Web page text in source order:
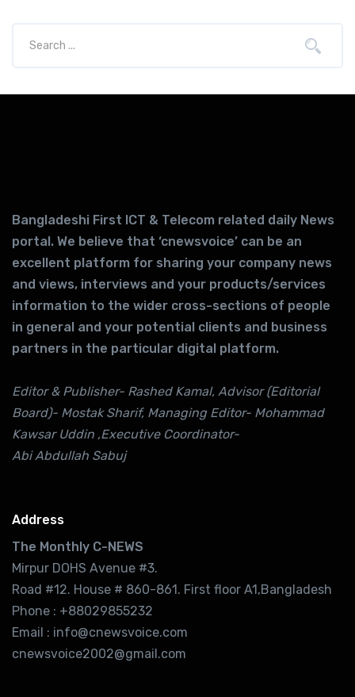
Bangladeshi First ICT & Telecom related daily News
portal. We believe that ‘cnewsvoice’ can be an
excellent platform for sharing your company news
and views, interviews and your products/services
information to the wider cross-sections of people
in general and your potential clients and business
partners in the particular digital platform.
Editor & Publisher- Rashed Kamal, Advisor (Editorial
Board)- Mostak Sharif, Managing Editor- Mohammad
Kawsar Uddin ,Executive Coordinator-
Abi Abdullah Sabuj
Address
The Monthly C-NEWS
Mirpur DOHS Avenue #3.
Road #12. House # 860-861. First floor A1,Bangladesh
Phone : +88029855232
Email : info@cnewsvoice.com
cnewsvoice2002@gmail.com